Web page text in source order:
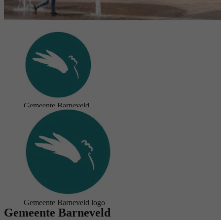
Gemeente Barneveld
Gemeente Barneveld logo
Gemeente Barneveld